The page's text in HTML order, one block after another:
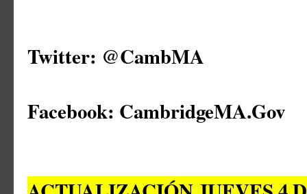
Twitter: @CambMA
Facebook: CambridgeMA.Gov